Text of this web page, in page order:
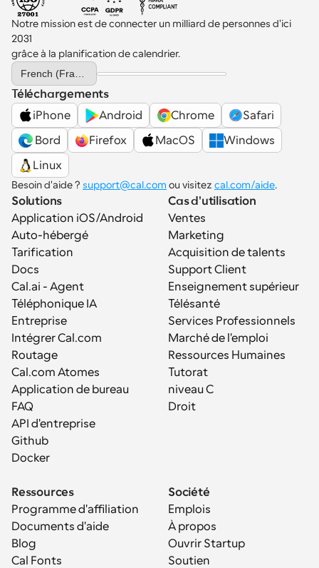
Notre mission est de connecter un milliard de personnes d'ici
2031
grâce à la planification de calendrier.
Select Language
Téléchargements
iPhone
Android Chrome
Safari
Bord
Firefox MacOS
Windows
Linux
Besoin d'aide ? support@cal.com ou visitez cal.com/aide.
Solutions
Application iOS/Android
Auto-hébergé
Tarification
Docs
Cal.ai - Agent
Téléphonique IA
Entreprise
Intégrer Cal.com
Routage
Cal.com Atomes
Application de bureau
FAQ
API d'entreprise
Github
Docker
Cas d'utilisation
Ventes
Marketing
Acquisition de talents
Support Client
Enseignement supérieur
Télésanté
Services Professionnels
Marché de l'emploi
Ressources Humaines
Tutorat
niveau C
Droit
Ressources
Programme d'affiliation
Documents d'aide
Blog
Cal Fonts
Société
Emplois
À propos
Ouvrir Startup
Soutien